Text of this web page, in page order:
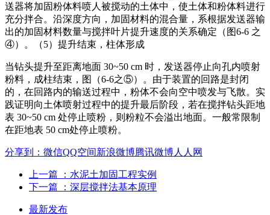
送器将加固粉体料喷人被搅动的土体中，使土体和粉体料进行
充分拌合。沿深度方向，加固材料的混合量，系根据发送器输
出的加固材料数量与搅拌叶片提升速度的关系确定（图6-6 之
④）。（5）提升结束，柱体形成
当钻头提升至距离地面 30~50 cm 时，发送器停止向孔内喷射
粉料，成柱结束，图（6-6之⑤）。由于装置的回路是封闭
的，在回路内的输送过程中，粉体不会向空中喷发与飞散。实
践证明向土体喷射过程中的提升最后阶段，若在搅拌钻头距地
表 30~50 cm 处停止喷粉，则粉粒不会溢出地面。一般常限制
在距地表 50 cm处停止喷粉。
分享到： 微信QQ空间新浪微博腾讯微博人人网
上一篇
：水泥土加固工程实例
下一篇
：深层搅拌法基本原理
最新发布